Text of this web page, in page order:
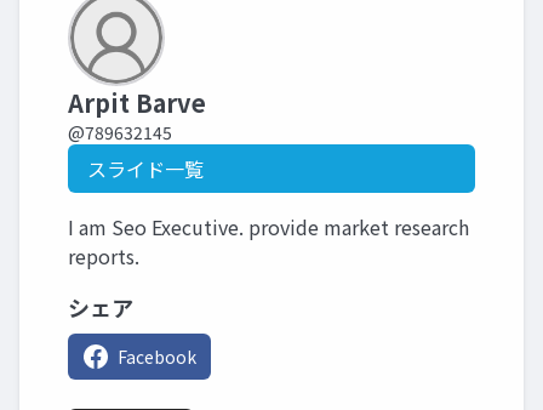
Arpit Barve
@789632145
スライド一覧
I am Seo Executive. provide market research
reports.
シェア
Facebook